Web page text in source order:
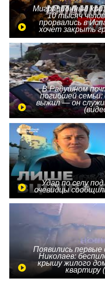
Миграционный
10 тысяч
прорвались в
хочет закрыть
В Радушном
погибшей
выжил — он
Удар по селу
очевидцы
Появились
Николаев:
крышу жилого
квартиру